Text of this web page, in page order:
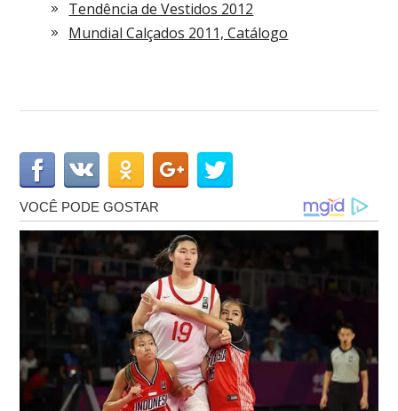
Tendência de Vestidos 2012
Mundial Calçados 2011, Catálogo